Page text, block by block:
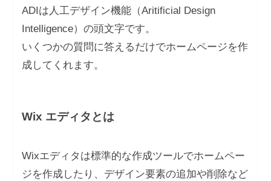
ADIは人工デザイン機能（Aritificial Design
Intelligence）の頭文字です。
いくつかの質問に答えるだけでホームページを作
成してくれます。
Wix エディタとは
Wixエディタは標準的な作成ツールでホームペー
ジを作成したり、デザイン要素の追加や削除など